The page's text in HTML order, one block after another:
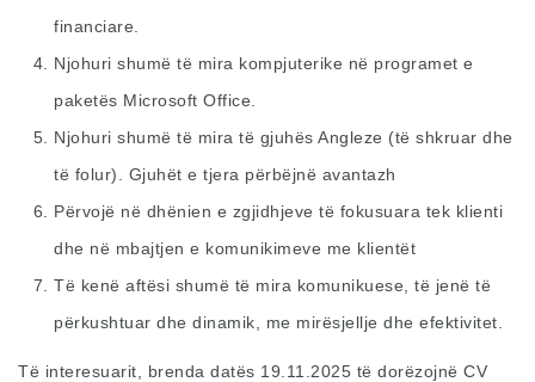
financiare.
Njohuri shumë të mira kompjuterike në programet e
paketës Microsoft Office.
Njohuri shumë të mira të gjuhës Angleze (të shkruar dhe
të folur). Gjuhët e tjera përbëjnë avantazh
Përvojë në dhënien e zgjidhjeve të fokusuara tek klienti
dhe në mbajtjen e komunikimeve me klientët
Të kenë aftësi shumë të mira komunikuese, të jenë të
përkushtuar dhe dinamik, me mirësjellje dhe efektivitet.
Të interesuarit, brenda datës 19.11.2025 të dorëzojnë CV